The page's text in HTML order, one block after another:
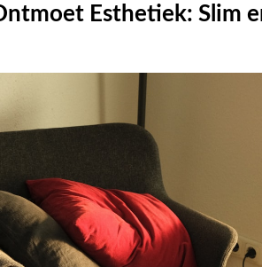
Esthetiek: Slim